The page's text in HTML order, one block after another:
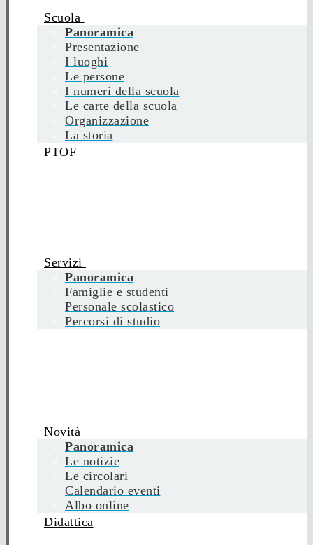
Scuola
Panoramica
Presentazione
I luoghi
Le persone
I numeri della scuola
Le carte della scuola
Organizzazione
La storia
PTOF
Servizi
Panoramica
Famiglie e studenti
Personale scolastico
Percorsi di studio
Novità
Panoramica
Le notizie
Le circolari
Calendario eventi
Albo online
Didattica